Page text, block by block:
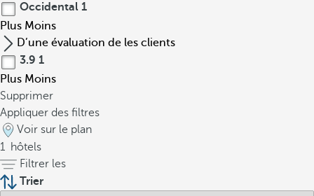
Occidental 1
Plus Moins
D’une évaluation de les clients
3.9 1
Plus Moins
Supprimer
Appliquer des filtres
Voir sur le plan
1 hôtels
Filtrer les
Trier